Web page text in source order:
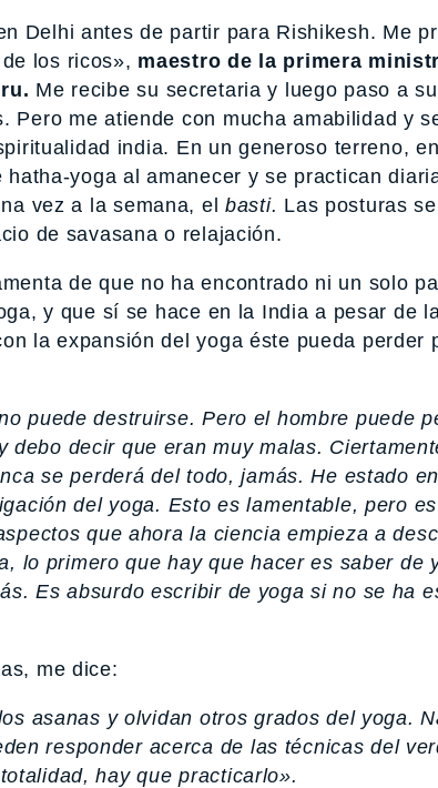
Delhi antes de partir para Rishikesh. Me
los ricos», maestro de la primera
Me recibe su secretaria y luego paso a
Pero me atiende con mucha amabilidad y
india. En un generoso terreno,
yoga al amanecer y se practican
vez a la semana, elbasti. Las posturas
de savasana o relajación.
de que no ha encontrado ni un solo
y que sí se hace en la India a pesar de
la expansión del yoga éste pueda perder
puede destruirse. Pero el hombre puede
decir que eran muy malas.
se perderá del todo, jamás. He estado
del yoga. Esto es lamentable, pero
que ahora la ciencia empieza a
lo primero que hay que hacer es saber de
Es absurdo escribir de yoga si no se ha
me dice:
asanas y olvidan otros grados del yoga.
responder acerca de las técnicas del
hay que practicarlo».